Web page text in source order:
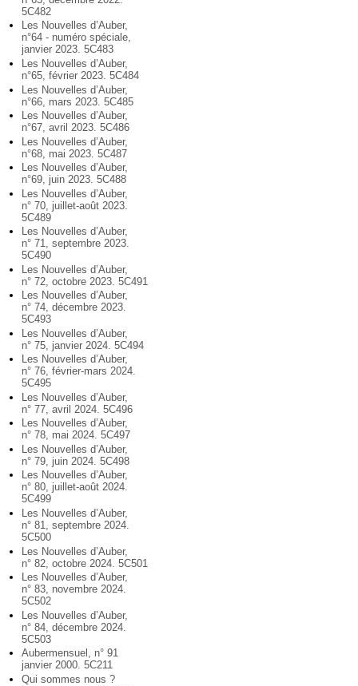
5C482
Les Nouvelles d’Auber,
n°64 - numéro spéciale,
janvier 2023. 5C483
Les Nouvelles d’Auber,
n°65, février 2023. 5C484
Les Nouvelles d’Auber,
n°66, mars 2023. 5C485
Les Nouvelles d’Auber,
n°67, avril 2023. 5C486
Les Nouvelles d’Auber,
n°68, mai 2023. 5C487
Les Nouvelles d’Auber,
n°69, juin 2023. 5C488
Les Nouvelles d’Auber,
n° 70, juillet-août 2023.
5C489
Les Nouvelles d’Auber,
n° 71, septembre 2023.
5C490
Les Nouvelles d’Auber,
n° 72, octobre 2023. 5C491
Les Nouvelles d’Auber,
n° 74, décembre 2023.
5C493
Les Nouvelles d’Auber,
n° 75, janvier 2024. 5C494
Les Nouvelles d’Auber,
n° 76, février-mars 2024.
5C495
Les Nouvelles d’Auber,
n° 77, avril 2024. 5C496
Les Nouvelles d’Auber,
n° 78, mai 2024. 5C497
Les Nouvelles d’Auber,
n° 79, juin 2024. 5C498
Les Nouvelles d’Auber,
n° 80, juillet-août 2024.
5C499
Les Nouvelles d’Auber,
n° 81, septembre 2024.
5C500
Les Nouvelles d’Auber,
n° 82, octobre 2024. 5C501
Les Nouvelles d’Auber,
n° 83, novembre 2024.
5C502
Les Nouvelles d’Auber,
n° 84, décembre 2024.
5C503
Aubermensuel, n° 91
janvier 2000. 5C211
Qui sommes nous ?